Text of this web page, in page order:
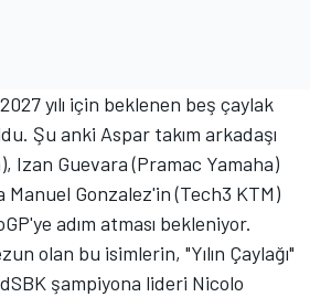
yılı için beklenen beş çaylak
Şu anki Aspar takım arkadaşı
Izan Guevara (Pramac Yamaha)
Manuel Gonzalez'in (Tech3 KTM)
adım atması bekleniyor.
olan bu isimlerin, "Yılın Çaylağı"
şampiyona lideri Nicolo